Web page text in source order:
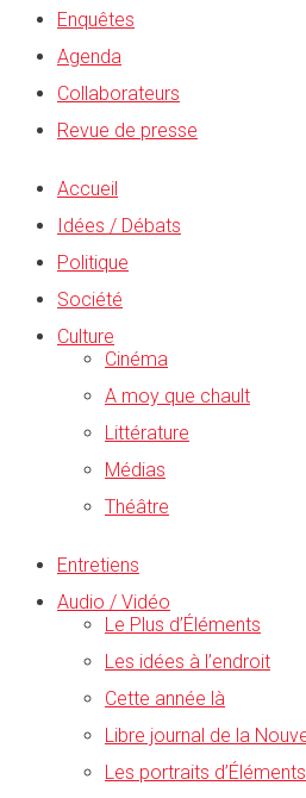
Enquêtes
Agenda
Collaborateurs
Revue de presse
Accueil
Idées / Débats
Politique
Société
Culture
Cinéma
A moy que chault
Littérature
Médias
Théâtre
Entretiens
Audio / Vidéo
Le Plus d’Éléments
Les idées à l’endroit
Cette année là
Libre journal de la
Les portraits d’Éléments